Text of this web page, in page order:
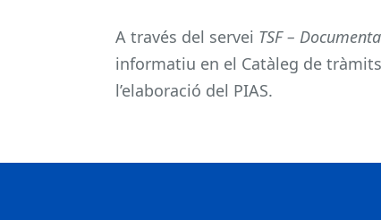
A través del servei TSF –
informatiu en el Catàleg de
l’elaboració del PIAS.